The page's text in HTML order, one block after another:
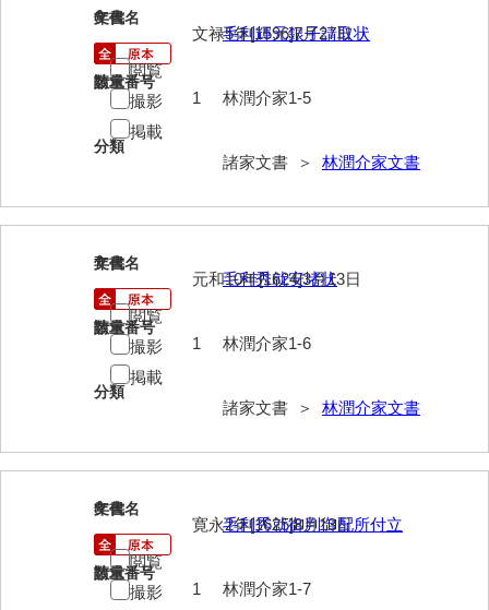
大中家文書
大中家文書（神奈川県）
大野毛利家文書
大村益次郎文書
岡家文書（周南市）
岡田家文書（徳地町）
岡田家文書（萩市）
岡田学収集史料
岡本家文書（周防大島町）
小川家文書
小川五郎収集史料
6
文書名
毛利輝元銀子請取状
請求番号
林潤介家1-5
分類
諸家文書 ＞ 林潤介家文書
年代
文禄5年[1596]7月27日
数量
1
閲覧
撮影
掲載
7
文書名
毛利秀就安堵状
請求番号
林潤介家1-6
分類
諸家文書 ＞ 林潤介家文書
年代
元和10年[1624]3月13日
数量
1
閲覧
撮影
掲載
8
文書名
毛利秀就御判御配所付立
請求番号
林潤介家1-7
年代
寛永2年[1625]8月13日
数量
1
閲覧
撮影